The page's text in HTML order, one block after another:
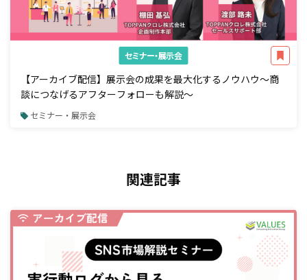
セミナー・展示会
【アーカイブ配信】展示会の成果を最大化するノウハウ～商
談につなげるアフターフォローも解説～
セミナー・展示会
関連記事